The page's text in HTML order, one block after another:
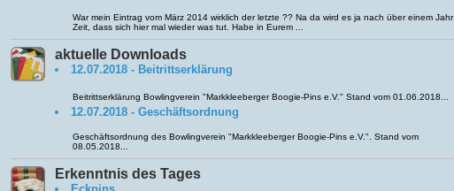
War mein Eintrag vom März 2014 wirklich der letzte ?? Na da wird es ja nach über einem Jahr
Zeit, dass sich hier mal wieder was tut. Habe in Eurem ...
aktuelle Downloads
12.07.2018 - Beitrittserklärung
Beitrittserklärung Bowlingverein "Markkleeberger Boogie-Pins e.V." Stand vom 01.06.2018...
12.07.2018 - Geschäftsordnung
Geschäftsordnung des Bowlingverein "Markkleeberger Boogie-Pins e.V.". Stand vom
08.05.2018...
Erkenntnis des Tages